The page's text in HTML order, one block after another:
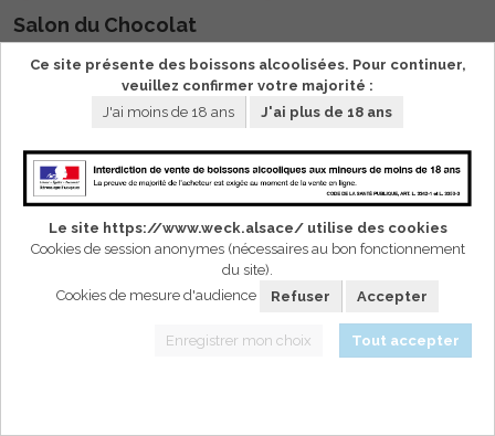
Salon du Chocolat
Palais des Congrès
Quai Mansion
- Date limite de commande le 15 Octobre 2025
Le mercredi 30 Octobre 2025
Ce site présente des boissons alcoolisées. Pour continuer,
veuillez confirmer votre majorité :
J'ai moins de 18 ans
J'ai plus de 18 ans
Le site https://www.weck.alsace/ utilise des cookies
Cookies de session anonymes (nécessaires au bon fonctionnement
du site).
Cookies de mesure d'audience
Refuser Accepter
Enregistrer mon choix Tout accepter